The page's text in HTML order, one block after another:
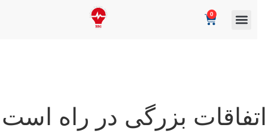
بزرگی در راه است